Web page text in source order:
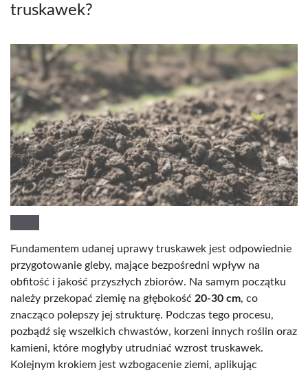
truskawek?
Fundamentem udanej uprawy truskawek jest odpowiednie
przygotowanie gleby, mające bezpośredni wpływ na
obfitość i jakość przyszłych zbiorów. Na samym początku
należy przekopać ziemię na głębokość 20-30 cm, co
znacząco polepszy jej strukturę. Podczas tego procesu,
pozbądź się wszelkich chwastów, korzeni innych roślin oraz
kamieni, które mogłyby utrudniać wzrost truskawek.
Kolejnym krokiem jest wzbogacenie ziemi, aplikując